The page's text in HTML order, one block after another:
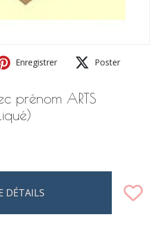
Enregistrer Poster
prénom ARTS
DÉTAILS